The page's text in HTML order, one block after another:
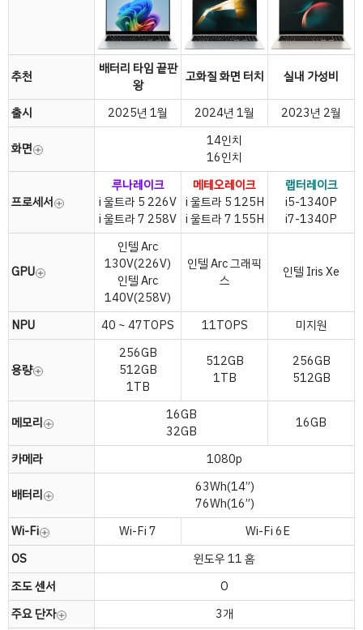
추천
배터리 타임 끝판
왕
고화질 화면 터치 실내 가성비
출시 2025년 1월 2024년 1월
2023년 2월
화면
14인치
16인치
프로세서
루나레이크
i 울트라 5 226V
i 울트라 7 258V
메테오레이크
i 울트라 5 125H
i 울트라 7 155H
랩터레이크
i5-1340P
i7-1340P
GPU
인텔 Arc
130V(226V)
인텔 Arc
140V(258V)
인텔 Arc 그래픽
스
인텔 Iris Xe
NPU 40 ~ 47TOPS 11TOPS 미지원
용량
256GB
512GB
1TB
512GB
1TB
256GB
512GB
메모리
16GB
32GB
16GB
카메라
1080p
배터리
63Wh(14”)
76Wh(16”)
Wi-Fi
Wi-Fi 7
Wi-Fi 6E
OS
윈도우 11 홈
조도 센서
O
주요 단자
3개